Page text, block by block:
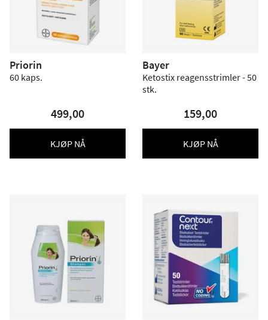
Priorin
60 kaps.
499,00
KJØP NÅ
Bayer
Ketostix reagensstrimler - 50
stk.
159,00
KJØP NÅ